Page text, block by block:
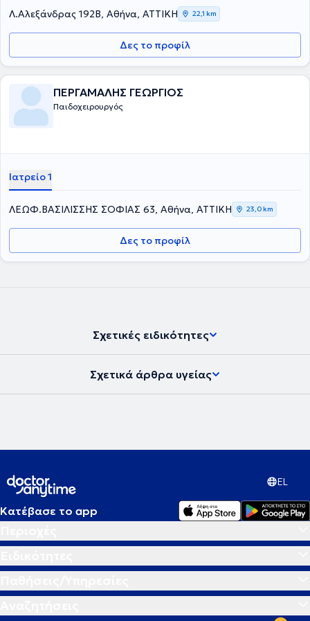
Λ.Αλεξάνδρας 192Β, Αθήνα, ΑΤΤΙΚΗ 22,1 km
Δες το προφίλ
ΠΕΡΓΑΜΑΛΗΣ ΓΕΩΡΓΙΟΣ
Παιδοχειρουργός
Ιατρείο 1
ΛΕΩΦ.ΒΑΣΙΛΙΣΣΗΣ ΣΟΦΙΑΣ 63, Αθήνα, ΑΤΤΙΚΗ 23,0 km
Δες το προφίλ
Σχετικές ειδικότητες
Σχετικά άρθρα υγείας
EL
Κατέβασε το app